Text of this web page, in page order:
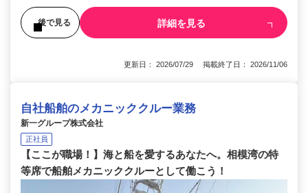
後で見る 詳細を見る
更新日： 2026/07/29 掲載終了日： 2026/11/06
自社船舶のメカニッククルー業務
新一グループ株式会社
正社員
【ここが職場！】海と船を愛するあなたへ。相模湾の特
等席で船舶メカニッククルーとして働こう！